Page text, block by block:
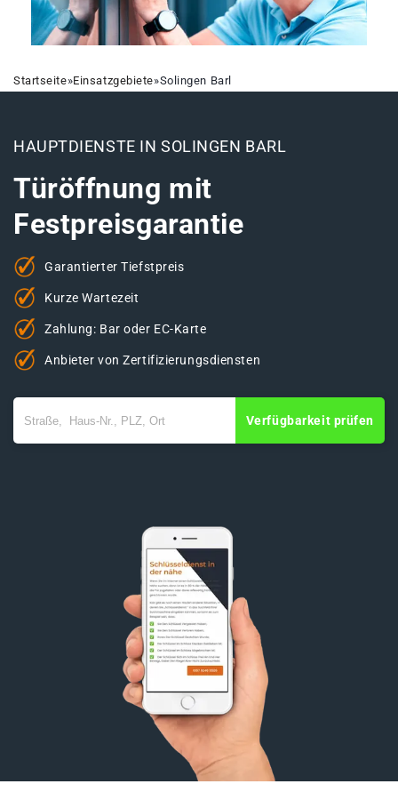
Startseite»Einsatzgebiete»Solingen Barl
HAUPTDIENSTE IN SOLINGEN BARL
Türöffnung mit
Festpreisgarantie
Garantierter Tiefstpreis
Kurze Wartezeit
Zahlung: Bar oder EC-Karte
Anbieter von Zertifizierungsdiensten
Verfügbarkeit prüfen